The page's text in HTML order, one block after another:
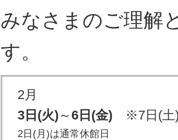
みなさまのご理解
す。
2月
3日(火)～6日(金) ※7日(土
2日(月)は通常休館日